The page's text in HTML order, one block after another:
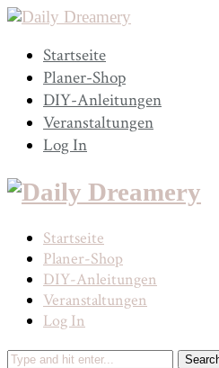
Startseite
Planer-Shop
DIY-Anleitungen
Veranstaltungen
Log In
Startseite
Planer-Shop
DIY-Anleitungen
Veranstaltungen
Log In